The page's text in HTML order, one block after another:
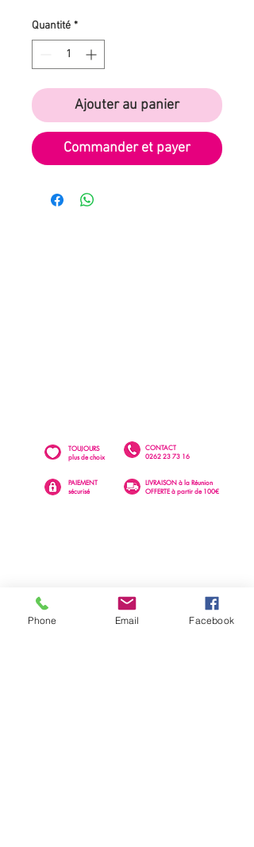
Quantité *
Ajouter au panier
Commander et payer
CONTACT
0262 23 73 16
TOUJOURS
plus de choix
PAIEMENT
sécurisé
LIVRAISON à la Réunion
OFFERTE à partir de 100€
Phone Email Facebook